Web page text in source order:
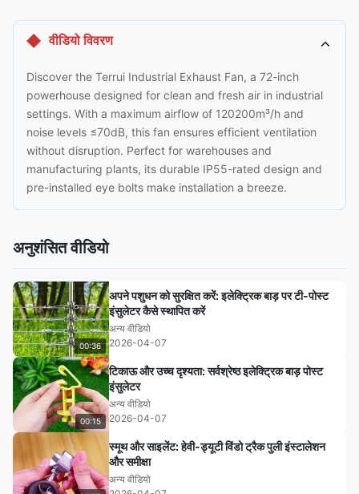
वीडियो विवरण
Discover the Terrui Industrial Exhaust Fan, a 72-inch
powerhouse designed for clean and fresh air in industrial
settings. With a maximum airflow of 120200m³/h and
noise levels ≤70dB, this fan ensures efficient ventilation
without disruption. Perfect for warehouses and
manufacturing plants, its durable IP55-rated design and
pre-installed eye bolts make installation a breeze.
अनुशंसित वीडियो
00:36
अपने पशुधन को सुरक्षित करें: इलेक्ट्रिक बाड़ पर टी-पोस्ट
इंसुलेटर कैसे स्थापित करें
अन्य वीडियो
2026-04-07
00:15
टिकाऊ और उच्च दृश्यता: सर्वश्रेष्ठ इलेक्ट्रिक बाड़ पोस्ट
इंसुलेटर
अन्य वीडियो
2026-04-07
स्मूथ और साइलेंट: हेवी-ड्यूटी विंडो ट्रैक पुली इंस्टालेशन
और समीक्षा
अन्य वीडियो